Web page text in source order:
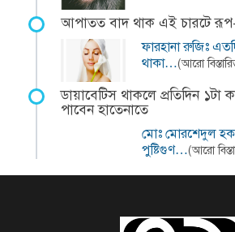
আপাতত বাদ থাক এই চারটে
ফারহানা রুজিঃ
থাকা…(আরো
ডায়াবেটিস থাকলে প্রতিদিন
পাবেন হাতেনাতে
মোঃ মোরশেদুল
পুষ্টিগুণ…(আরো